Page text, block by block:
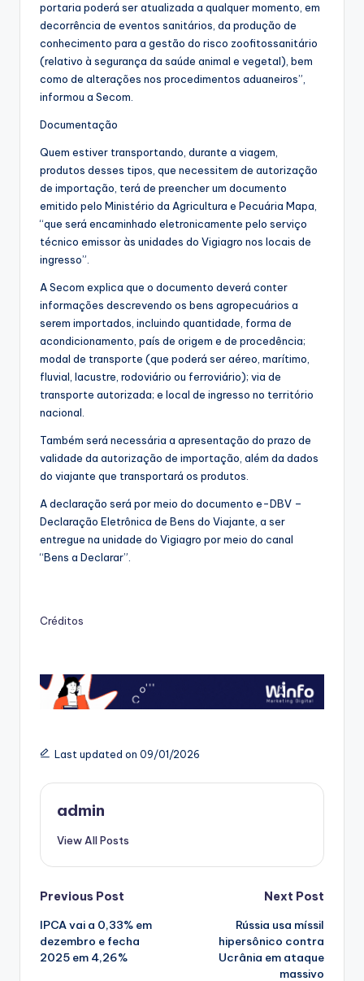
portaria poderá ser atualizada a qualquer momento, em
decorrência de eventos sanitários, da produção de
conhecimento para a gestão do risco zoofitossanitário
(relativo à segurança da saúde animal e vegetal), bem
como de alterações nos procedimentos aduaneiros”,
informou a Secom.
Documentação
Quem estiver transportando, durante a viagem,
produtos desses tipos, que necessitem de autorização
de importação, terá de preencher um documento
emitido pelo Ministério da Agricultura e Pecuária Mapa,
“que será encaminhado eletronicamente pelo serviço
técnico emissor às unidades do Vigiagro nos locais de
ingresso”.
A Secom explica que o documento deverá conter
informações descrevendo os bens agropecuários a
serem importados, incluindo quantidade, forma de
acondicionamento, país de origem e de procedência;
modal de transporte (que poderá ser aéreo, marítimo,
fluvial, lacustre, rodoviário ou ferroviário); via de
transporte autorizada; e local de ingresso no território
nacional.
Também será necessária a apresentação do prazo de
validade da autorização de importação, além da dados
do viajante que transportará os produtos.
A declaração será por meio do documento e-DBV –
Declaração Eletrônica de Bens do Viajante, a ser
entregue na unidade do Vigiagro por meio do canal
“Bens a Declarar”.
Créditos
Last updated on 09/01/2026
admin
View All Posts
Post
navigation
Previous Post
IPCA vai a 0,33% em
dezembro e fecha
2025 em 4,26%
Next Post
Rússia usa míssil
hipersônico contra
Ucrânia em ataque
massivo